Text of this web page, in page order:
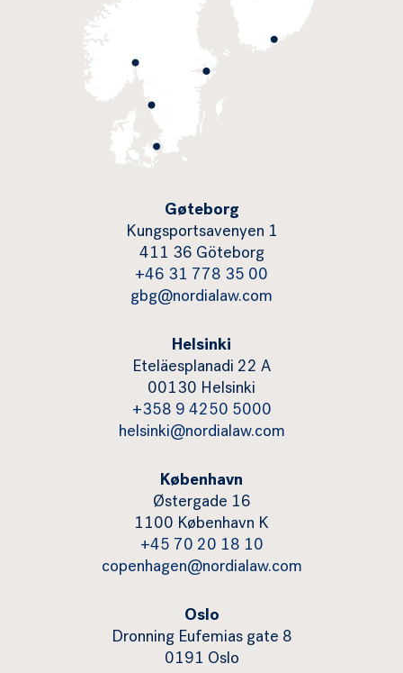
Gøteborg
Kungsportsavenyen 1
411 36 Göteborg
+46 31 778 35 00
gbg@nordialaw.com
Helsinki
Eteläesplanadi 22 A
00130 Helsinki
+358 9 4250 5000
helsinki@nordialaw.com
København
Østergade 16
1100 København K
+45 70 20 18 10
copenhagen@nordialaw.com
Oslo
Dronning Eufemias gate 8
0191 Oslo